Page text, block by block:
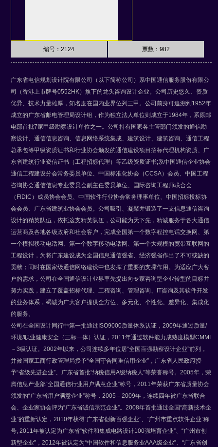
编号：2124 票数：982
广东省电信规划设计院有限公司（以下简称公司）系中国通信服务股份有限公
司（香港上市牌号0552HK）旗下的龙头咨询设计企业。公司历史悠久、资质
优异、技术力量雄厚，知名度在国内业界位列三甲。公司前身可追溯到1952年
成立的广东省邮电管理局设计组，作为独立法人单位则成立于1984年，系原邮
电部首批7家甲级勘察设计单位之一。公司持有国家各主管部门颁发的通信勘
察设计、通信信息咨询、信息网络系统集成、建筑设计、建筑咨询、通信工程
总承包等甲级资质证书和行业协会颁发的通信建设项目招标代理机构资质、广
东省建筑行业资信证书（工程招标代理）等乙级资质证书;系中国通信企业协会
通信工程建设分会常务委员单位、中国标准化协会（CCSA）会员、中国工程
咨询协会通信信息专业委员会副主任委员单位、国际咨询工程师联合会
（FIDIC）成员协会会员、中国软件行业协会常务理事单位、中国招标投标协
会会员、广东省建筑业协会会员。公司吸引、凝聚并锻造了一支信息通信咨询
设计的精英队伍，依托这支精英队伍，公司能为天下先，精诚服务于各大通信
运营商及各地各级政府和社会客户，完成全国第一个数字程控电话交换网、第
一个模拟移动电话网、第一个数字移动电话网、第一个大规模的宽带互联网的
工程设计，为将广东建设成为全国信息通信强省、经济强省作出了不可或缺的
贡献；同时在国家级通信网络建设中也发挥了重要的支撑作用。为适应广大客
户的需求，公司在全国通信设计业界率先提出向专家咨询型企业转型的目标并
努力实践，建立了覆盖招标代理、工程咨询、管理咨询、IT咨询及其软件开发
的业务体系，竭诚为广大客户提供全方位、多元化、个性化、差异化、集成化
的服务。
公司在全国设计同行中第一批通过ISO9000质量体系认证，2009年通过质量/
环境/职业健康安全（三标一体）认证，2011年通过软件能力成熟度模型CMMI
－3级认证。2002年以来，公司连续多年位居“全国百强勘察设计企业”前列，
并被国家工商行政管理局授予“全国守合同重信用企业”，广东省人民政府授
予“省级先进企业”、广东省首批“纳税信用A级纳税人”等荣誉称号。2005年，荣
膺信息产业部“全国通信行业用户满意企业”称号，2011年荣获广东省质量协会
颁发的“广东省用户满意企业”称号，2005－2009年，连续四年被广东省联合
会、企业家协会评为“广东省诚信示范企业”。2008年首批通过全国“高新技术企
业”的重新认定，2010年获得“广东省创新百强企业”、“广州市重点软件企业”称
号, 2011年被认定为广东省“软件和集成电路设计100强培育企业”、“广州市创
新型企业”，2012年被认定为“中国软件和信息服务业AAA级企业”、“广东省创